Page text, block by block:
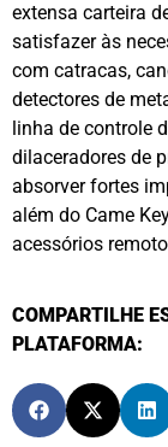
extensa carteira
satisfazer às
com catracas,
detectores de
linha de controle
dilaceradores de
absorver fortes
além do Came
acessórios
COMPARTILHE
PLATAFORMA: